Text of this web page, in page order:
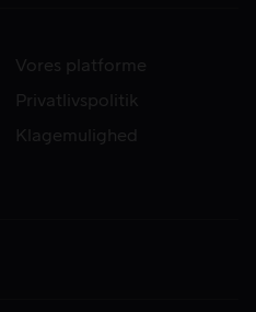
Vores platforme
Privatlivspolitik
Klagemulighed